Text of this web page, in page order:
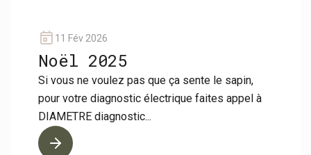
11 Fév 2026
Noël 2025
Si vous ne voulez pas que ça sente le sapin,
pour votre diagnostic électrique faites appel à
DIAMETRE diagnostic...